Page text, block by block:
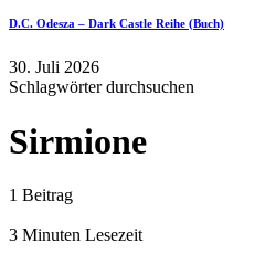
D.C. Odesza – Dark Castle Reihe (Buch)
30. Juli 2026
Schlagwörter durchsuchen
Sirmione
1 Beitrag
3 Minuten Lesezeit